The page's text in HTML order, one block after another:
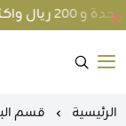
الرئيسية قسم